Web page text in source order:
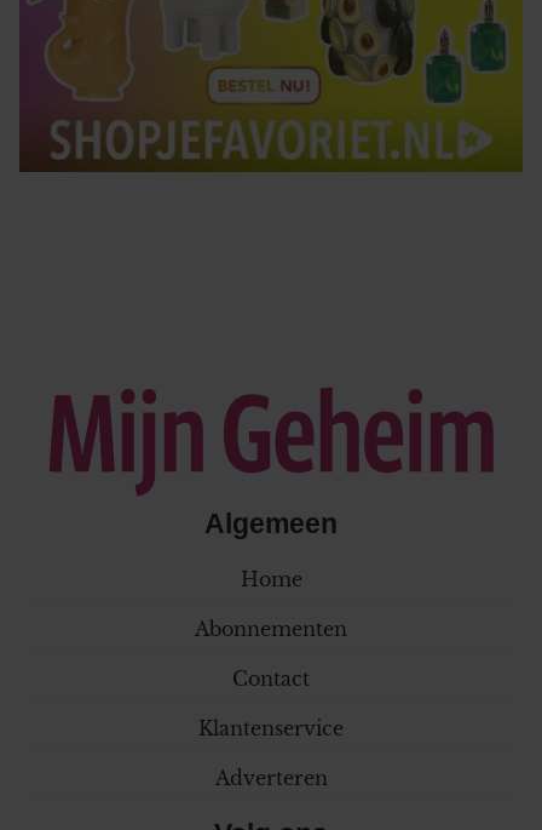
Algemeen
Home
Abonnementen
Contact
Klantenservice
Adverteren